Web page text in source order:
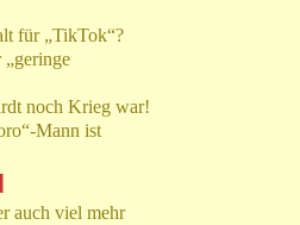
für „TikTok“?
„geringe
noch Krieg war!
Mann ist
auch viel mehr